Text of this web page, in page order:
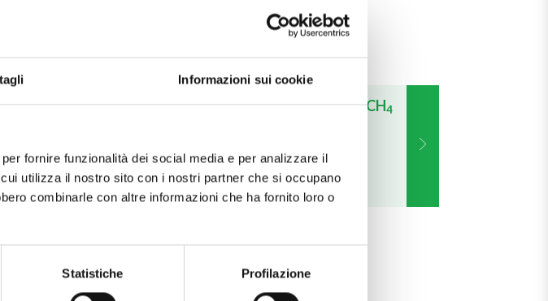
Informazioni sui cookie
fornire funzionalità dei social media e per analizzare il
utilizza il nostro sito con i nostri partner che si occupano
combinarle con altre informazioni che ha fornito loro o
Statistiche Profilazione
BTEX in N C H S e C H S in CH4
Methan
in
NO in N
Stickstoffoxid in